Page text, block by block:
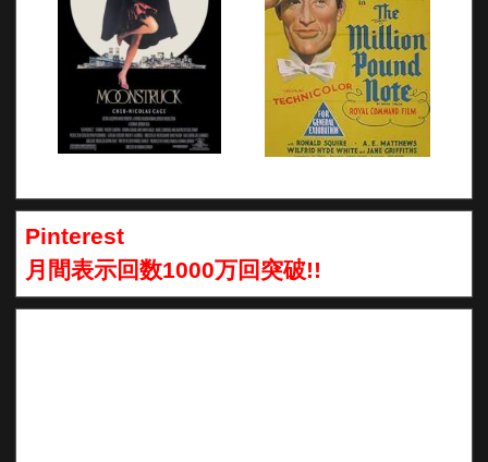
Pinterest
月間表示回数1000万回突破!!